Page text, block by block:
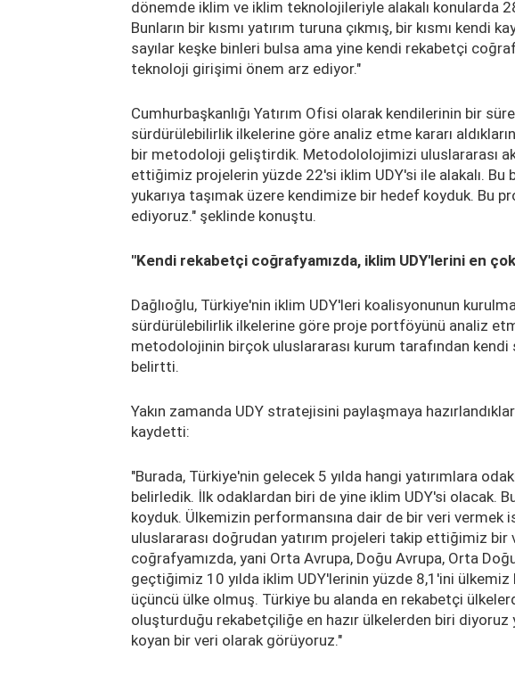
dönemde iklim ve iklim teknolojileriyle alakalı konularda
Bunların bir kısmı yatırım turuna çıkmış, bir kısmı kendi
sayılar keşke binleri bulsa ama yine kendi rekabetçi
teknoloji girişimi önem arz ediyor."
Cumhurbaşkanlığı Yatırım Ofisi olarak kendilerinin bir
sürdürülebilirlik ilkelerine göre analiz etme kararı
bir metodoloji geliştirdik. Metodololojimizi uluslararası
ettiğimiz projelerin yüzde 22'si iklim UDY'si ile alakalı.
yukarıya taşımak üzere kendimize bir hedef koyduk. Bu
ediyoruz." şeklinde konuştu.
"Kendi rekabetçi coğrafyamızda, iklim UDY'lerini en
Dağlıoğlu, Türkiye'nin iklim UDY'leri koalisyonunun
sürdürülebilirlik ilkelerine göre proje portföyünü analiz
metodolojinin birçok uluslararası kurum tarafından
belirtti.
Yakın zamanda UDY stratejisini paylaşmaya
kaydetti:
"Burada, Türkiye'nin gelecek 5 yılda hangi yatırımlara
belirledik. İlk odaklardan biri de yine iklim UDY'si olacak.
koyduk. Ülkemizin performansına dair de bir veri vermek
uluslararası doğrudan yatırım projeleri takip ettiğimiz bir
coğrafyamızda, yani Orta Avrupa, Doğu Avrupa, Orta
geçtiğimiz 10 yılda iklim UDY'lerinin yüzde 8,1'ini ülkemiz
üçüncü ülke olmuş. Türkiye bu alanda en rekabetçi
oluşturduğu rekabetçiliğe en hazır ülkelerden biri diyoruz
koyan bir veri olarak görüyoruz."